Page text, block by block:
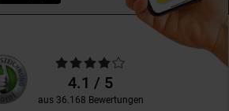
Durchschnittliche
Bewertungen4.1 / 5
aus 36.168 Bewertungen